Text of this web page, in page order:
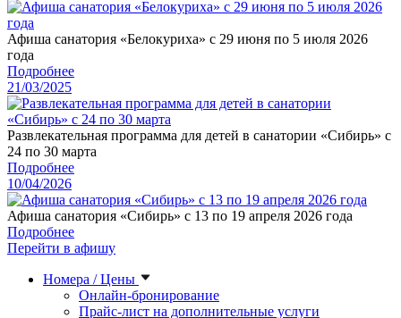
Афиша санатория «Белокуриха» с 29 июня по 5 июля 2026
года
Подробнее
21/03/2025
Развлекательная программа для детей в санатории «Сибирь» с
24 по 30 марта
Подробнее
10/04/2026
Афиша санатория «Сибирь» с 13 по 19 апреля 2026 года
Подробнее
Перейти в афишу
Номера / Цены
Онлайн-бронирование
Прайс-лист на дополнительные услуги